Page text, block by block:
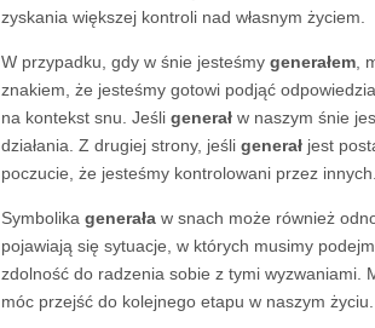
zyskania większej kontroli nad własnym życiem.
W przypadku, gdy w śnie jesteśmy generałem,
znakiem, że jesteśmy gotowi podjąć
na kontekst snu. Jeśli generałw naszym śnie
działania. Z drugiej strony, jeśli generałjest
poczucie, że jesteśmy kontrolowani przez innych.
Symbolika generaław snach może również
pojawiają się sytuacje, w których musimy
zdolność do radzenia sobie z tymi wyzwaniami.
móc przejść do kolejnego etapu w naszym życiu.